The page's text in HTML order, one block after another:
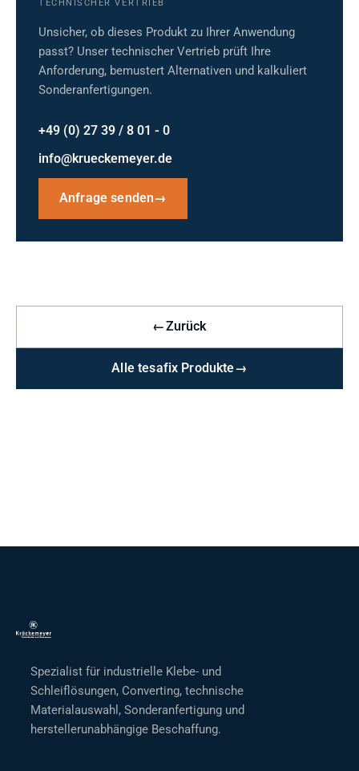
TECHNISCHER VERTRIEB
Unsicher, ob dieses Produkt zu Ihrer Anwendung
passt? Unser technischer Vertrieb prüft Ihre
Anforderung, bemustert Alternativen und kalkuliert
Sonderanfertigungen.
+49 (0) 27 39 / 8 01 - 0
info@krueckemeyer.de
Anfrage senden→
←Zurück
Alle tesafix Produkte→
Spezialist für industrielle Klebe- und
Schleiflösungen, Converting, technische
Materialauswahl, Sonderanfertigung und
herstellerunabhängige Beschaffung.